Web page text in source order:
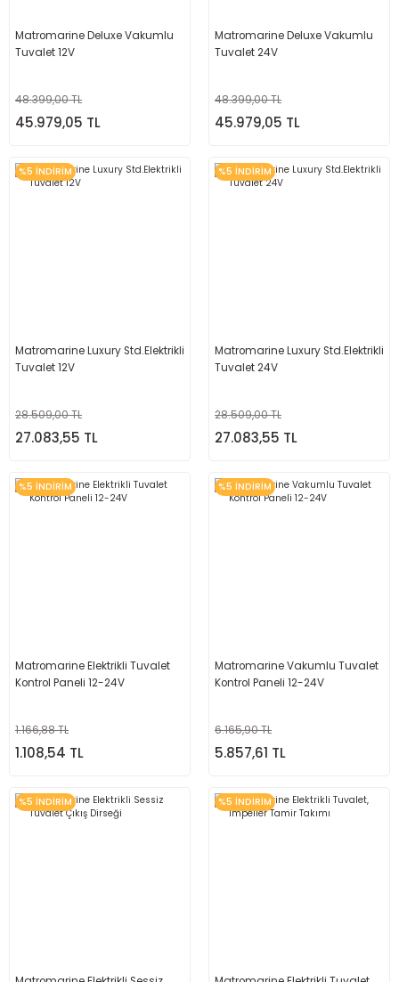
Matromarine Deluxe Vakumlu
Tuvalet 12V
48.399,00 TL
45.979,05 TL
Matromarine Deluxe Vakumlu
Tuvalet 24V
48.399,00 TL
45.979,05 TL
%5 İNDİRİM
Matromarine Luxury Std.Elektrikli
Tuvalet 12V
28.509,00 TL
27.083,55 TL
%5 İNDİRİM
Matromarine Luxury Std.Elektrikli
Tuvalet 24V
28.509,00 TL
27.083,55 TL
%5 İNDİRİM
Matromarine Elektrikli Tuvalet
Kontrol Paneli 12-24V
1.166,88 TL
1.108,54 TL
%5 İNDİRİM
Matromarine Vakumlu Tuvalet
Kontrol Paneli 12-24V
6.165,90 TL
5.857,61 TL
%5 İNDİRİM %5 İNDİRİM